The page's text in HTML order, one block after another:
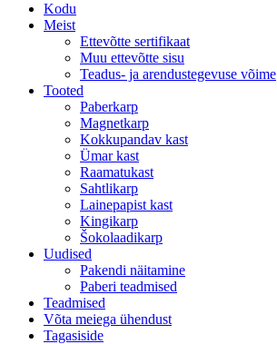
Kodu
Meist
Ettevõtte sertifikaat
Muu ettevõtte sisu
Teadus- ja arendustegevuse võime
Tooted
Paberkarp
Magnetkarp
Kokkupandav kast
Ümar kast
Raamatukast
Sahtlikarp
Lainepapist kast
Kingikarp
Šokolaadikarp
Uudised
Pakendi näitamine
Paberi teadmised
Teadmised
Võta meiega ühendust
Tagasiside